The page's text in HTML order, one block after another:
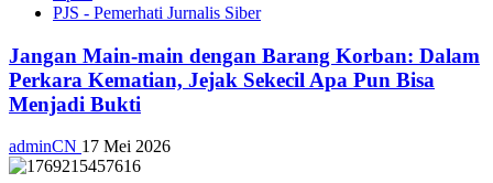
PJS - Pemerhati Jurnalis Siber
Jangan Main-main dengan Barang Korban: Dalam
Perkara Kematian, Jejak Sekecil Apa Pun Bisa
Menjadi Bukti
adminCN 17 Mei 2026